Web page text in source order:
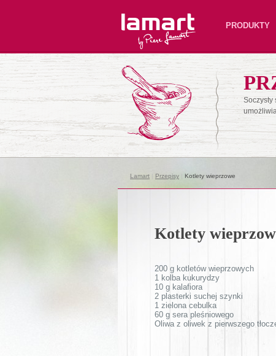
Lamart PRODUKTY
Soczysty
Lamart Przepisy Kotlety wieprzowe
Kotlety
200 g kotletów wieprzowych
1 kolba kukurydzy
10 g kalafiora
2 plasterki suchej szynki
1 zielona cebulka
60 g sera pleśniowego
Oliwa z oliwek z pierwszego